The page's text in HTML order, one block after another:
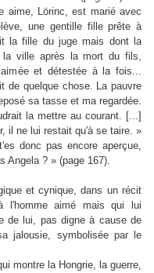
aime, Lörinc, est marié avec
une gentille fille prête à
la fille du juge mais dont la
la ville après la mort du fils,
et détestée à la fois...
de quelque chose. La pauvre
sa tasse et ma regardée.
la mettre au courant. [...]
il ne lui restait qu'à se taire. »
donc pas encore aperçue,
Angela ? » (page 167).
et cynique, dans un récit
l'homme aimé mais qui lui
de lui, pas digne à cause de
jalousie, symbolisée par le
montre la Hongrie, la guerre,